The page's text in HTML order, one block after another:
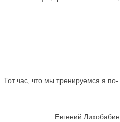
час, что мы тренируемся я по-
Евгений Лихобабин